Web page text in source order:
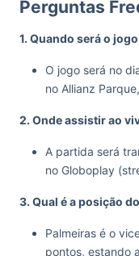
Perguntas
1. Quando será o
O jogo será no
no Allianz
2. Onde assistir ao
A partida será
no Globoplay
3. Qual é a posição
Palmeiras é o
pontos, estando